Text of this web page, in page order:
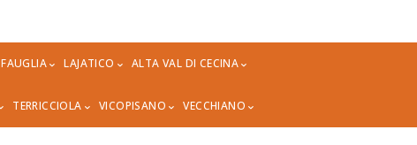
FAUGLIA LAJATICO ALTA VAL DI CECINA
TERRICCIOLA VICOPISANO VECCHIANO